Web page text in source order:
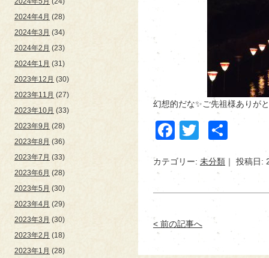
2024年4月 (28)
2024年3月 (34)
2024年2月 (23)
2024年1月 (31)
2023年12月 (30)
2023年11月 (27)
2023年10月 (33)
2023年9月 (28)
2023年8月 (36)
2023年7月 (33)
2023年6月 (28)
2023年5月 (30)
2023年4月 (29)
2023年3月 (30)
2023年2月 (18)
2023年1月 (28)
幻想的だな✨ご先祖様ありが
Facebook
Twitter
カテゴリー: 未分類 投稿日:
< 前の記事へ